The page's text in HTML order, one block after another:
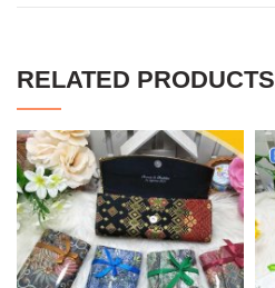
RELATED PRODUCTS